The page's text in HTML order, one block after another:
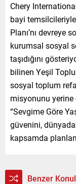
Chery
bayi
Planı’nı devreye
kurumsal sosyal
taşıdığını
bilinen Yeşil
sosyal toplum
misyonunu yerine
“Sevgime Göre
güvenini,
kapsamda
Benzer